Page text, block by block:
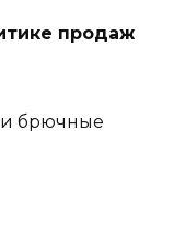
продаж
брючные